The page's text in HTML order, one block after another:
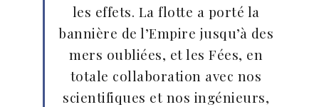
les effets. La flotte a porté la
bannière de l’Empire jusqu’à des
mers oubliées, et les Fées, en
totale collaboration avec nos
scientifiques et nos ingénieurs,